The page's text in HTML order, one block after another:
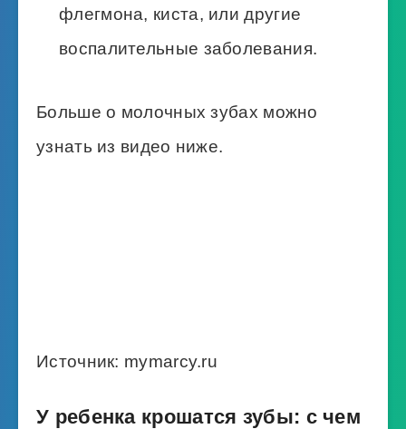
флегмона, киста, или другие
воспалительные заболевания.
Больше о молочных зубах можно
узнать из видео ниже.
Источник: mymarcy.ru
У ребенка крошатся зубы: с чем